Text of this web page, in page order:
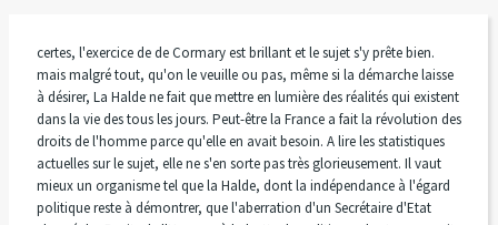
certes, l'exercice de de Cormary est brillant et le sujet s'y prête bien.
mais malgré tout, qu'on le veuille ou pas, même si la démarche laisse
à désirer, La Halde ne fait que mettre en lumière des réalités qui existent
dans la vie des tous les jours. Peut-être la France a fait la révolution des
droits de l'homme parce qu'elle en avait besoin. A lire les statistiques
actuelles sur le sujet, elle ne s'en sorte pas très glorieusement. Il vaut
mieux un organisme tel que la Halde, dont la indépendance à l'égard
politique reste à démontrer, que l'aberration d'un Secrétaire d'Etat